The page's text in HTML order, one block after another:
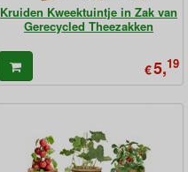
Kruiden Kweektuintje in Zak van
Gerecycled Theezakken
€5,19